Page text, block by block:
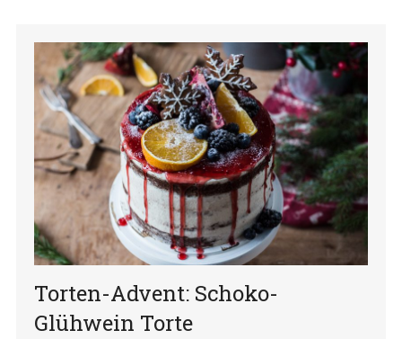
Torten-Advent: Schoko-
Glühwein Torte